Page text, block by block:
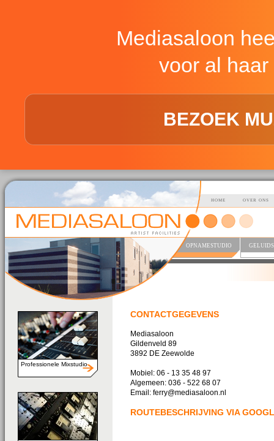
Mediasaloon
voor al
BEZOEK
HOME OVER ONS
OPNAMESTUDIO
Professionele Mixstudio
CONTACTGEGEVENS
Mediasaloon
Gildenveld 89
3892 DE Zeewolde
Mobiel: 06 - 13 35 48 97
Algemeen: 036 - 522 68 07
Email: ferry@mediasaloon.nl
ROUTEBESCHRIJVING VIA